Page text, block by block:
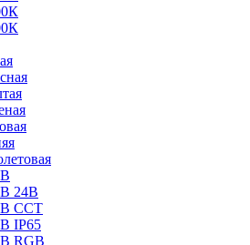
24В
CCT
IP65
RGB